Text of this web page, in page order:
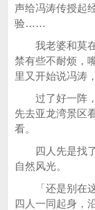
声给冯涛传授起
验……
我老婆和莫在
禁有些不耐烦，
里又开始说冯涛
过了好一阵，
先去亚龙湾景区
看。
四人先是找了
自然风光。
「还是别在这
四人一同起身，